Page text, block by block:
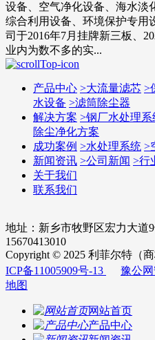
设备、空气净化设备、海水淡
综合利用设备、环境保护专用
司于2016年7月挂牌新三板、
业内为数不多的实...
产品中心 >大流量滤芯 >
水设备 >滤筒除尘器
解决方案 >钢厂水处理系
除尘净化方案
成功案例 >水处理系统 >
新闻资讯 >公司新闻 >行
关于我们
联系我们
地址：新乡市牧野区宏力大
15670413010
Copyright © 2025 利菲尔特（
ICP备11005909号-13
豫公网
地图
网站首页
产品中心